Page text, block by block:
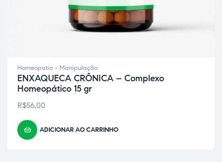
Homeopatia - Manipulação
ENXAQUECA CRÔNICA – Complexo
Homeopático 15 gr
R$56,00
ADICIONAR AO CARRINHO